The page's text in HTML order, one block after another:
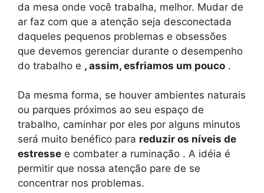
da mesa onde você trabalha, melhor. Mudar de
ar faz com que a atenção seja desconectada
daqueles pequenos problemas e obsessões
que devemos gerenciar durante o desempenho
do trabalho e , assim, esfriamos um pouco .
Da mesma forma, se houver ambientes naturais
ou parques próximos ao seu espaço de
trabalho, caminhar por eles por alguns minutos
será muito benéfico para reduzir os níveis de
estresse e combater a ruminação . A idéia é
permitir que nossa atenção pare de se
concentrar nos problemas.